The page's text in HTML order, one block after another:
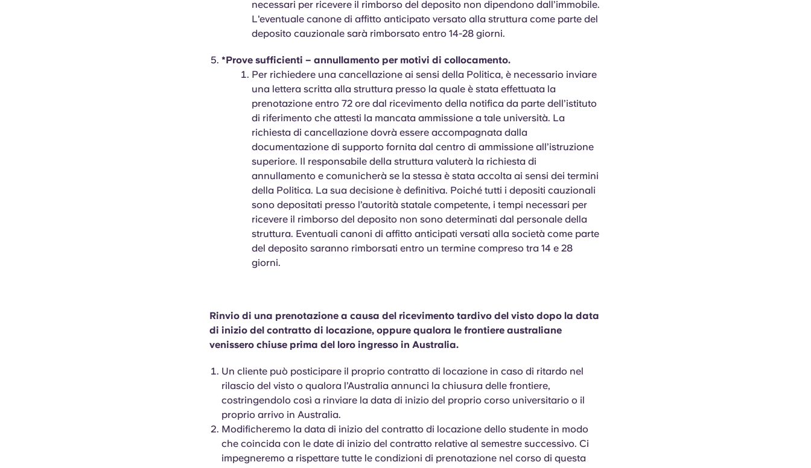
necessari per ricevere il rimborso del deposito non dipendono dall’immobile.
L'eventuale canone di affitto anticipato versato alla struttura come parte del
deposito cauzionale sarà rimborsato entro 14-28 giorni.
*Prove sufficienti – annullamento per motivi di collocamento.
Per richiedere una cancellazione ai sensi della Politica, è necessario inviare
una lettera scritta alla struttura presso la quale è stata effettuata la
prenotazione entro 72 ore dal ricevimento della notifica da parte dell’istituto
di riferimento che attesti la mancata ammissione a tale università. La
richiesta di cancellazione dovrà essere accompagnata dalla
documentazione di supporto fornita dal centro di ammissione all’istruzione
superiore. Il responsabile della struttura valuterà la richiesta di
annullamento e comunicherà se la stessa è stata accolta ai sensi dei termini
della Politica. La sua decisione è definitiva. Poiché tutti i depositi cauzionali
sono depositati presso l’autorità statale competente, i tempi necessari per
ricevere il rimborso del deposito non sono determinati dal personale della
struttura. Eventuali canoni di affitto anticipati versati alla società come parte
del deposito saranno rimborsati entro un termine compreso tra 14 e 28
giorni.
Rinvio di una prenotazione a causa del ricevimento tardivo del visto dopo la data
di inizio del contratto di locazione, oppure qualora le frontiere australiane
venissero chiuse prima del loro ingresso in Australia.
Un cliente può posticipare il proprio contratto di locazione in caso di ritardo nel
rilascio del visto o qualora l’Australia annunci la chiusura delle frontiere,
costringendolo così a rinviare la data di inizio del proprio corso universitario o il
proprio arrivo in Australia.
Modificheremo la data di inizio del contratto di locazione dello studente in modo
che coincida con le date di inizio del contratto relative al semestre successivo. Ci
impegneremo a rispettare tutte le condizioni di prenotazione nel corso di questa